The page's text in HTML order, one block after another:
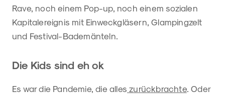
Rave, noch einem Pop-up, noch einem sozialen
Kapitalereignis mit Einweckgläsern, Glampingzelt
und Festival-Bademänteln.
Die Kids sind eh ok
Es war die Pandemie, die alles zurückbrachte. Oder